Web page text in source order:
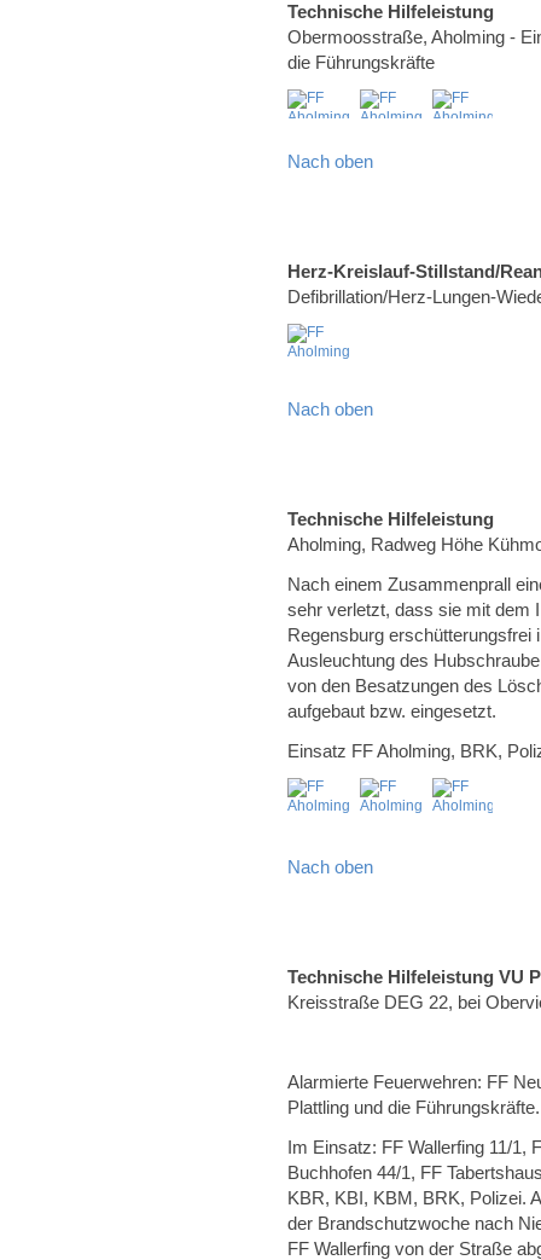
Technische Hilfeleistung
Obermoosstraße, Aholming -
die Führungskräfte
Nach oben
Herz-Kreislauf-Stillstand/
Defibrillation/Herz-Lungen-
Nach oben
Technische Hilfeleistung
Aholming, Radweg Höhe
Nach einem Zusammenprall
sehr verletzt, dass sie mit dem
Regensburg erschütterungsfrei
Ausleuchtung des
von den Besatzungen des
aufgebaut bzw. eingesetzt.
Einsatz FF Aholming, BRK,
Nach oben
Technische Hilfeleistung VU
Kreisstraße DEG 22, bei
Alarmierte Feuerwehren: FF
Plattling und die Führungskräfte.
Im Einsatz: FF Wallerfing 11/1,
Buchhofen 44/1, FF
KBR, KBI, KBM, BRK, Polizei.
der Brandschutzwoche nach
FF Wallerfing von der Straße